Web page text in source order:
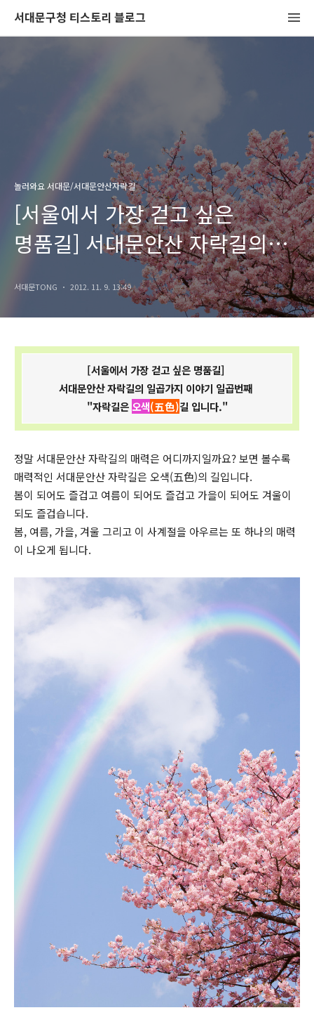
서대문구청 티스토리 블로그
놀러와요 서대문/서대문안산자락길
[서울에서 가장 걷고 싶은
명품길] 서대문안산 자락길의
일곱가지 이야기 일곱번 째
"자락길은 오색(五色)길 입니다."
서대문TONG 2012. 11. 9. 13:49
[서울에서 가장 걷고 싶은 명품길]
서대문안산 자락길의 일곱가지 이야기 일곱번째
"자락길은 오색(五色)길 입니다."
정말 서대문안산 자락길의 매력은 어디까지일까요? 보면 볼수록
매력적인 서대문안산 자락길은 오색(五色)의 길입니다.
봄이 되어도 즐겁고 여름이 되어도 즐겁고 가을이 되어도 겨울이
되도 즐겁습니다.
봄, 여름, 가을, 겨울 그리고 이 사계절을 아우르는 또 하나의 매력
이 나오게 됩니다.